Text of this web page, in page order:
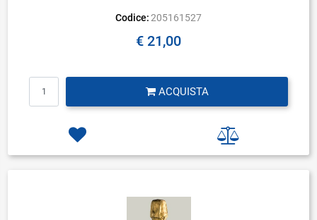
Codice: 205161527
€ 21,00
ACQUISTA